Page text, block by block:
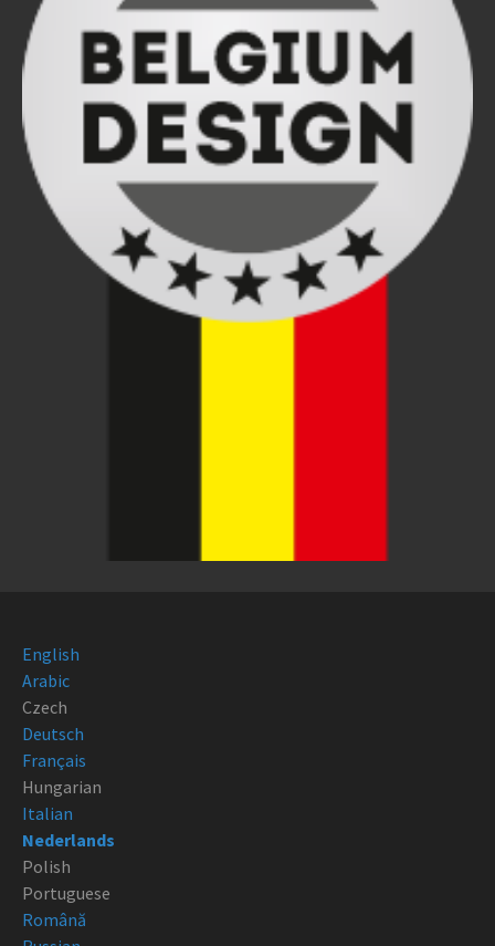
English
Arabic
Czech
Deutsch
Français
Hungarian
Italian
Nederlands
Polish
Portuguese
Română